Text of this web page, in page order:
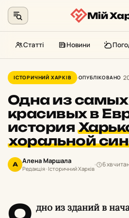
до
контенту
Мій
Статті Новини
ІСТОРИЧНИЙ ХАРКІВ ОПУБЛІКОВАНО
Одна из самых
красивых в
история
хоральной
А Алена Маршала
Редакція · Історичний Харків
6 хв
дно из зданий в